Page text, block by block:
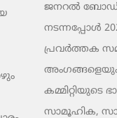
ജനറൽ
നടന്നപ്പോൾ
പ്രവർത്തക
സാമൂഹിക,